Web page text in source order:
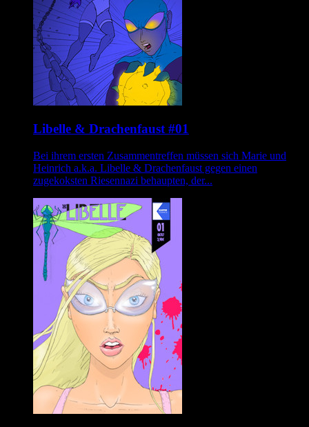
Libelle & Drachenfaust #01
Bei ihrem ersten Zusammentreffen müssen sich Marie und
Heinrich a.k.a. Libelle & Drachenfaust gegen einen
zugekoksten Riesennazi behaupten, der...